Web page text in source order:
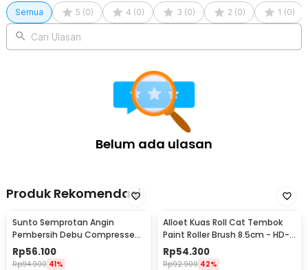
1 x Panduan Penggunaan
Semua 5 (0) 4 (0) 3 (0) 2 (0) 1 (0)
Cari Ulasan
Belum ada ulasan
Produk Rekomendasi
Sunto Semprotan Angin
Pembersih Debu Compressed
Air Duster 400ml - ST1003
Rp56.100
Rp94.900 41%
Alloet Kuas Roll Cat Tembok
Paint Roller Brush 8.5cm - HD-
TVYQS
Rp54.300
Rp92.900 42%